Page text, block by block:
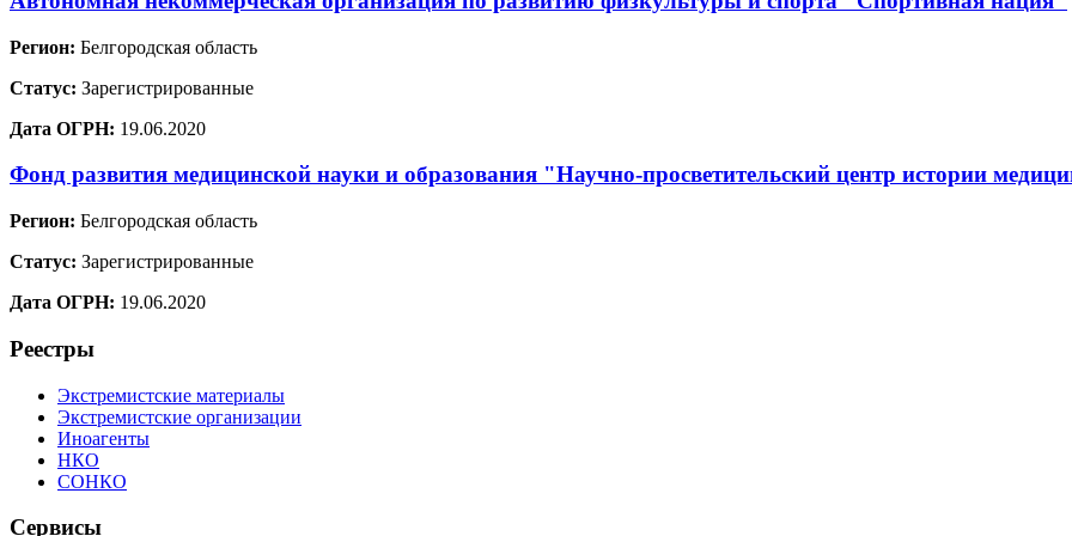
Регион: Белгородская область
Статус: Зарегистрированные
Дата ОГРН: 19.06.2020
Фонд развития медицинской науки и образования "Научно-просветительский центр истории
Регион: Белгородская область
Статус: Зарегистрированные
Дата ОГРН: 19.06.2020
Реестры
Экстремистские материалы
Экстремистские организации
Иноагенты
НКО
СОНКО
Сервисы